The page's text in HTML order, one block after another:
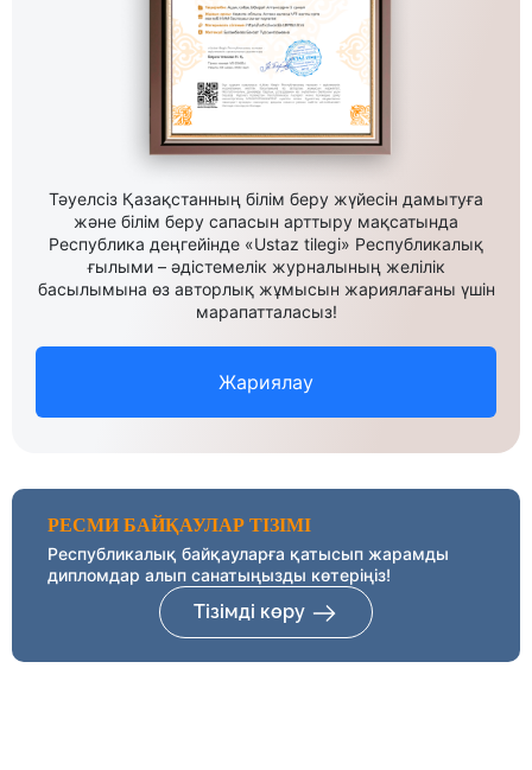
Тәуелсіз Қазақстанның білім беру жүйесін дамытуға
және білім беру сапасын арттыру мақсатында
Республика деңгейінде «Ustaz tilegi» Республикалық
ғылыми – әдістемелік журналының желілік
басылымына өз авторлық жұмысын жариялағаны үшін
марапатталасыз!
Жариялау
РЕСМИ БАЙҚАУЛАР ТІЗІМІ
Республикалық байқауларға қатысып жарамды
дипломдар алып санатыңызды көтеріңіз!
Тізімді көру